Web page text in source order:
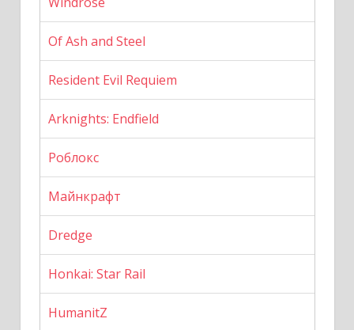
Of Ash and Steel
Resident Evil Requiem
Arknights: Endfield
Роблокс
Майнкрафт
Dredge
Honkai: Star Rail
HumanitZ